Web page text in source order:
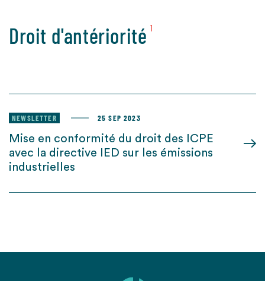
Droit d'antériorité 1
NEWSLETTER 25 SEP 2023
Mise en conformité du droit des ICPE
avec la directive IED sur les émissions
industrielles